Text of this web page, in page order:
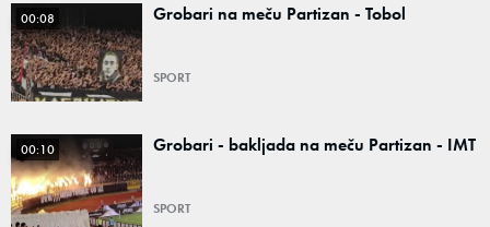
00:08 Grobari na meču Partizan - Tobol
SPORT
00:10 Grobari - bakljada na meču Partizan - IMT
SPORT